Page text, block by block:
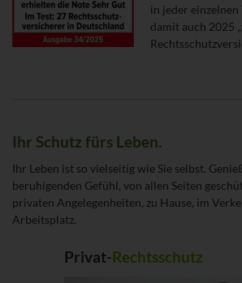
in jeder
damit auch 2025
Ihr Schutz fürs Leben.
Ihr Leben ist so vielseitig wie Sie selbst.
beruhigenden Gefühl, von allen Seiten
privaten Angelegenheiten, zu Hause, im
Arbeitsplatz.
Privat-Rechtsschutz